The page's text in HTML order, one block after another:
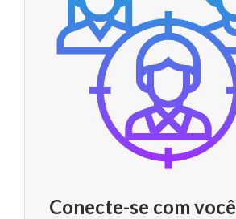
Conecte-se com você